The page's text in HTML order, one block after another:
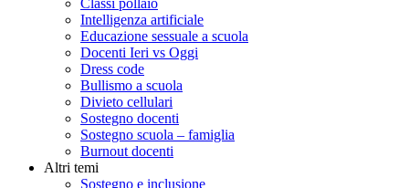
Classi pollaio
Intelligenza artificiale
Educazione sessuale a scuola
Docenti Ieri vs Oggi
Dress code
Bullismo a scuola
Divieto cellulari
Sostegno docenti
Sostegno scuola – famiglia
Burnout docenti
Altri temi
Sostegno e inclusione